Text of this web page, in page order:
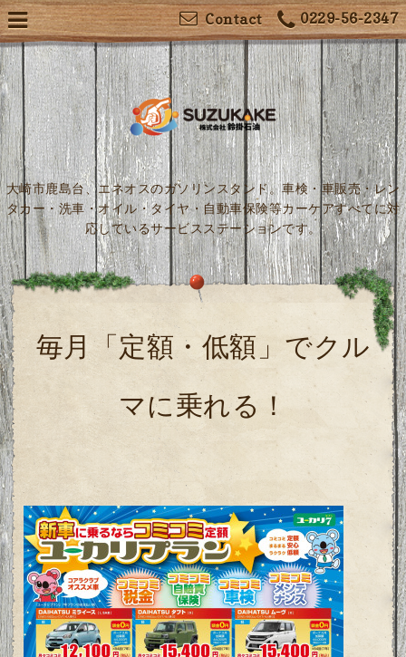
0229-56-2347
Contact
大崎市鹿島台、エネオスのガソリンスタンド。車検・車販売・レン
タカー・洗車・オイル・タイヤ・自動車保険等カーケアすべてに対
応しているサービスステーションです。
毎月「定額・低額」でクル
マに乗れる！